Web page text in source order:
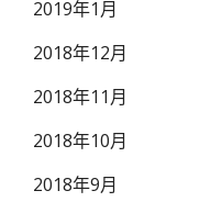
2019年1月
2018年12月
2018年11月
2018年10月
2018年9月